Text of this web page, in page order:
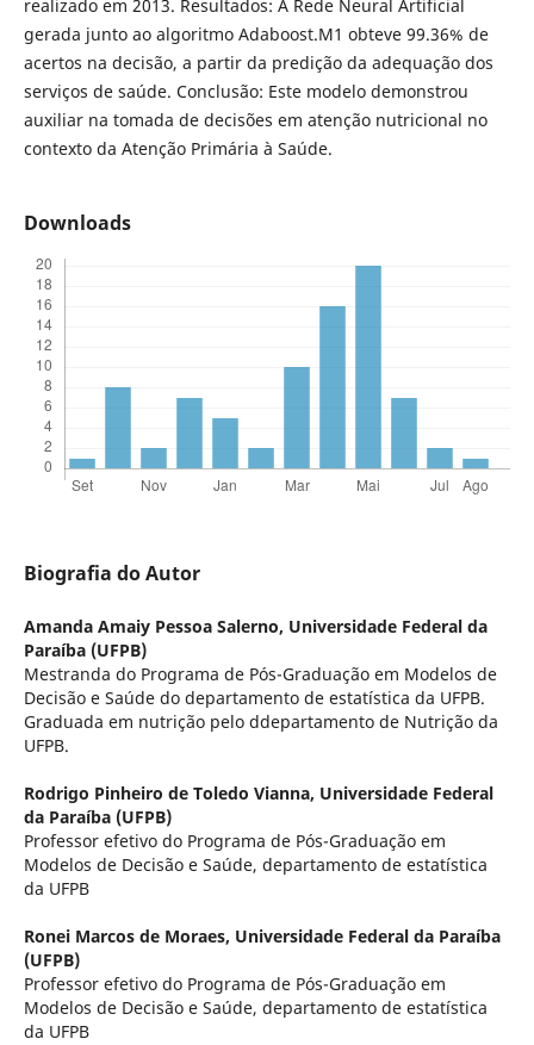
realizado em 2013. Resultados: A Rede Neural Artificial
gerada junto ao algoritmo Adaboost.M1 obteve 99.36% de
acertos na decisão, a partir da predição da adequação dos
serviços de saúde. Conclusão: Este modelo demonstrou
auxiliar na tomada de decisões em atenção nutricional no
contexto da Atenção Primária à Saúde.
Downloads
Biografia do Autor
Amanda Amaiy Pessoa Salerno, Universidade Federal da
Paraíba (UFPB)
Mestranda do Programa de Pós-Graduação em Modelos de
Decisão e Saúde do departamento de estatística da UFPB.
Graduada em nutrição pelo ddepartamento de Nutrição da
UFPB.
Rodrigo Pinheiro de Toledo Vianna, Universidade Federal
da Paraíba (UFPB)
Professor efetivo do Programa de Pós-Graduação em
Modelos de Decisão e Saúde, departamento de estatística
da UFPB
Ronei Marcos de Moraes, Universidade Federal da Paraíba
(UFPB)
Professor efetivo do Programa de Pós-Graduação em
Modelos de Decisão e Saúde, departamento de estatística
da UFPB